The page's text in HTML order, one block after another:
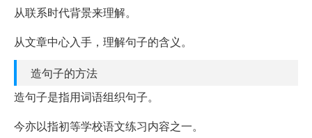
从联系时代背景来理解。
从文章中心入手，理解句子的含义。
造句子的方法
造句子是指用词语组织句子。
今亦以指初等学校语文练习内容之一。